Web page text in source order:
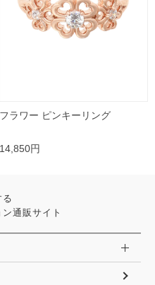
フラワー ピンキーリング
14,850円
通販サイト